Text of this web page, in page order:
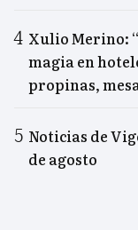
Xulio Merino:
magia en
propinas,
Noticias de
de agosto